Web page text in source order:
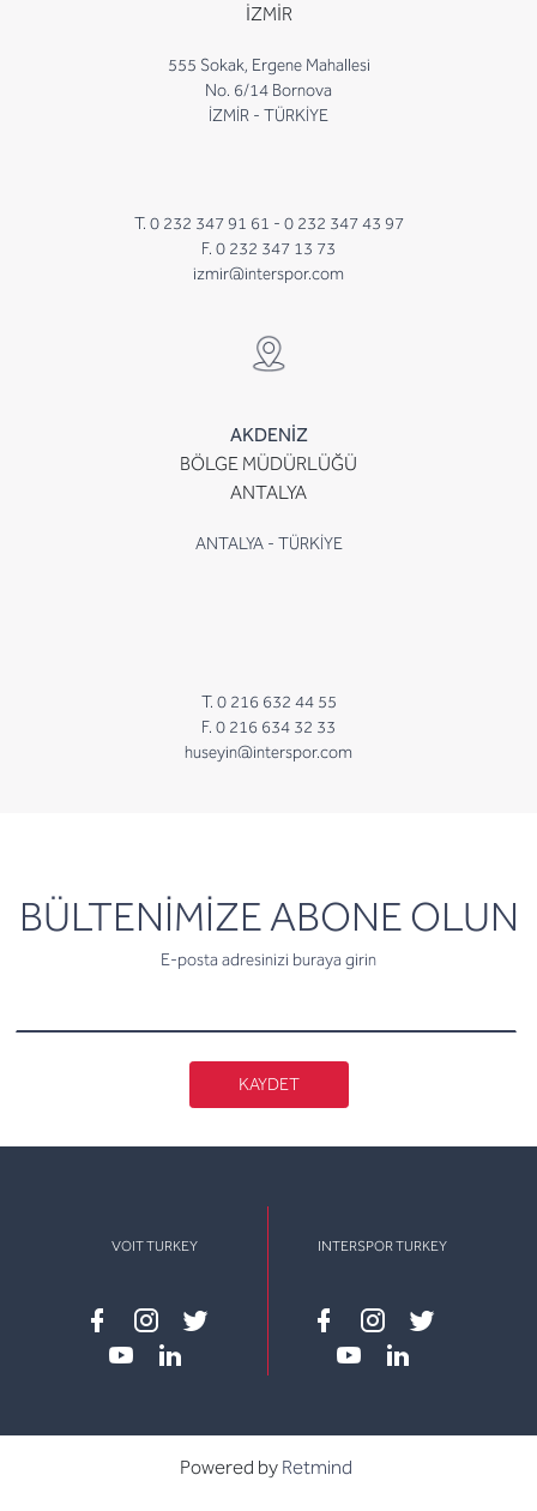
İZMİR
555 Sokak, Ergene Mahallesi
No. 6/14 Bornova
İZMİR - TÜRKİYE
T. 0 232 347 91 61 - 0 232 347 43 97
F. 0 232 347 13 73
izmir@interspor.com
AKDENİZ
BÖLGE MÜDÜRLÜĞÜ
ANTALYA
ANTALYA - TÜRKİYE
T. 0 216 632 44 55
F. 0 216 634 32 33
huseyin@interspor.com
BÜLTENİMİZE ABONE OLUN
E-posta adresinizi buraya girin
newsletter
KAYDET
VOIT TURKEY
Facebook
instagram
twitter
INTERSPOR TURKEY
Facebook
instagram
twitter
Powered by Retmind